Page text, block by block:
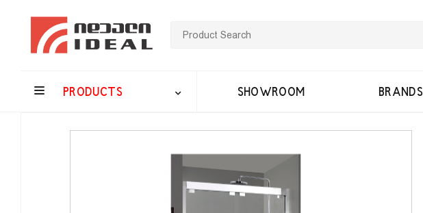
PRODUCTS SHOWROOM BRANDS